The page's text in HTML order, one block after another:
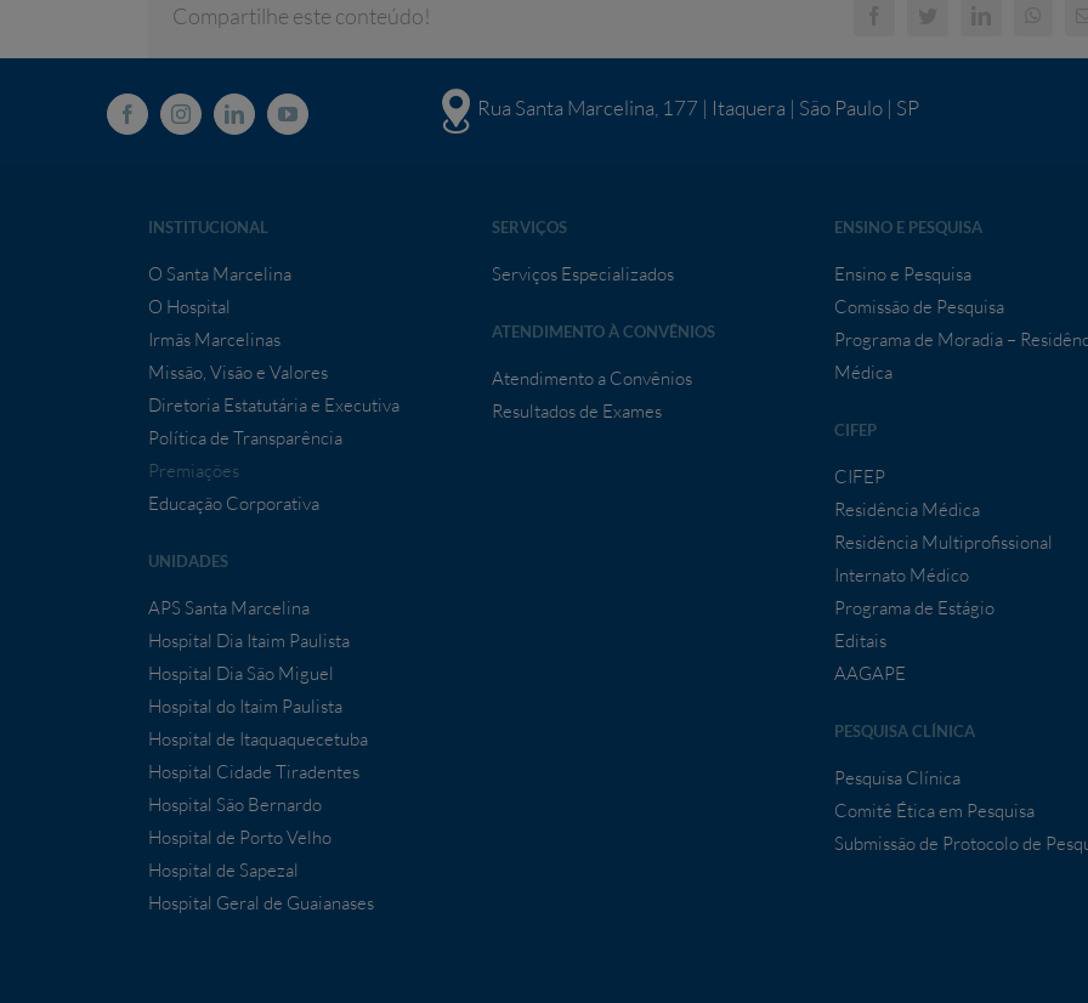
Compartilhe este conteúdo!
Rua Santa Marcelina, 177 | Itaquera | São Paulo | SP
INSTITUCIONAL
O Santa Marcelina
O Hospital
Irmãs Marcelinas
Missão, Visão e Valores
Diretoria Estatutária e Executiva
Política de Transparência
Premiações
Educação Corporativa
UNIDADES
APS Santa Marcelina
Hospital Dia Itaim Paulista
Hospital Dia São Miguel
Hospital do Itaim Paulista
Hospital de Itaquaquecetuba
Hospital Cidade Tiradentes
Hospital São Bernardo
Hospital de Porto Velho
Hospital de Sapezal
Hospital Geral de Guaianases
SERVIÇOS
Serviços Especializados
ATENDIMENTO À CONVÊNIOS
Atendimento a Convênios
Resultados de Exames
ENSINO E PESQUISA
Ensino e Pesquisa
Comissão de Pesquisa
Programa de Moradia –
Médica
CIFEP
CIFEP
Residência Médica
Residência Multiprofissional
Internato Médico
Programa de Estágio
Editais
AAGAPE
PESQUISA CLÍNICA
Pesquisa Clínica
Comitê Ética em Pesquisa
Submissão de Protocolo de